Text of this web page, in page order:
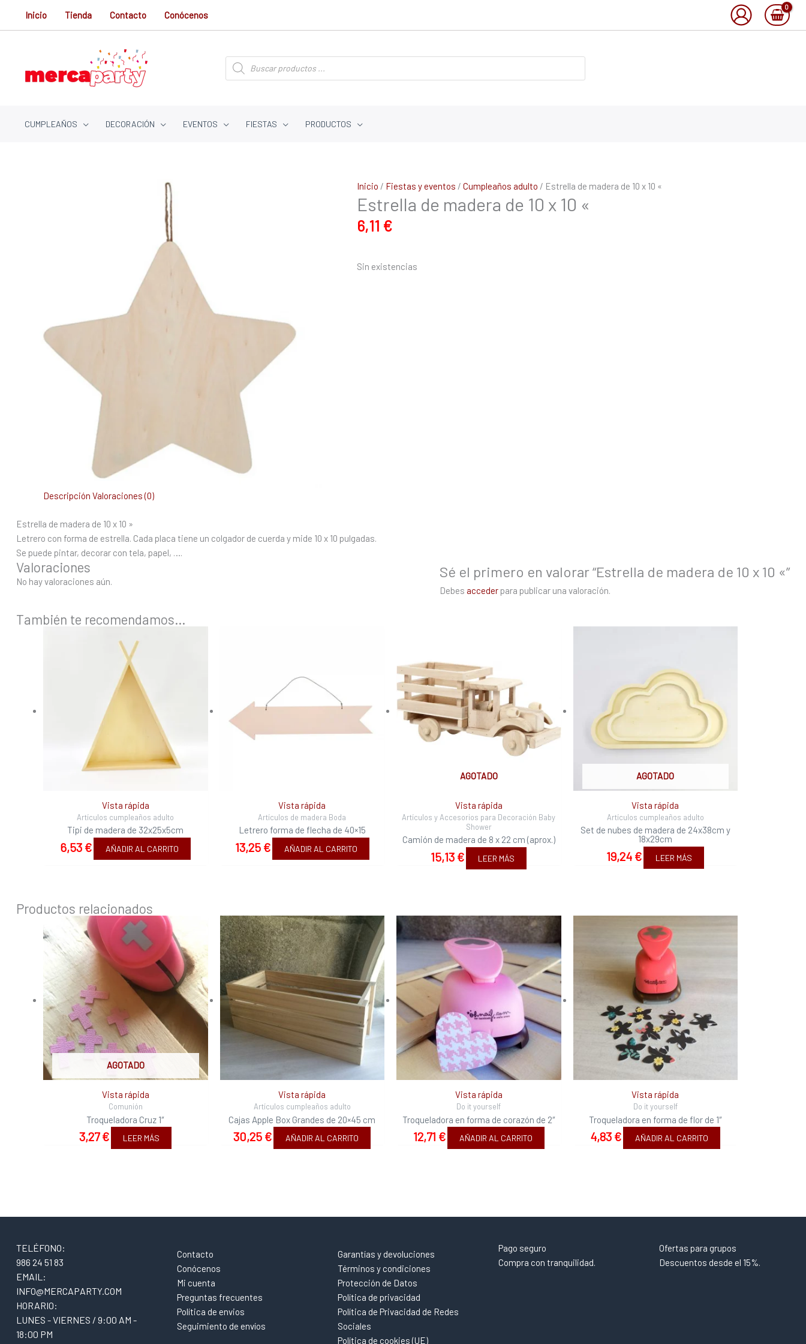
Inicio Tienda Contacto Conócenos
Búsqueda
de
productos
CUMPLEAÑOS DECORACIÓN EVENTOS FIESTAS PRODUCTOS
Inicio / Fiestas y eventos / Cumpleaños adulto / Estrella de madera de 10 x 10 «
Estrella de madera de 10 x 10 «
6,11 €
Sin existencias
Descripción Valoraciones (0)
Estrella de madera de 10 x 10 »
Letrero con forma de estrella. Cada placa tiene un colgador de cuerda y mide 10 x 10 pulgadas.
Se puede pintar, decorar con tela, papel, ….
Valoraciones
No hay valoraciones aún.
Sé el primero en valorar “Estrella de madera de 10 x 10 «”
Debes acceder para publicar una valoración.
También te recomendamos…
Vista rápida
Artículos cumpleaños adulto
Tipi de madera de 32x25x5cm
6,53 € AÑADIR AL CARRITO
Vista rápida
Artículos de madera Boda
Letrero forma de flecha de 40×15
13,25 € AÑADIR AL CARRITO
AGOTADO
Vista rápida
Artículos y Accesorios para Decoración Baby
Shower
Camión de madera de 8 x 22 cm (aprox.)
15,13 € LEER MÁS
AGOTADO
Vista rápida
Artículos cumpleaños adulto
Set de nubes de madera de 24x38cm y
18x29cm
19,24 € LEER MÁS
Productos relacionados
AGOTADO
Vista rápida
Comunión
Troqueladora Cruz 1″
3,27€ LEER MÁS
Vista rápida
Artículos cumpleaños adulto
Cajas Apple Box Grandes de 20×45 cm
30,25 € AÑADIR AL CARRITO
Vista rápida
Do it yourself
Troqueladora en forma de corazón de 2″
12,71 € AÑADIR AL CARRITO
Vista rápida
Do it yourself
Troqueladora en forma de flor de 1″
4,83 € AÑADIR AL CARRITO
TELÉFONO:
986 24 51 83
EMAIL:
INFO@MERCAPARTY.COM
HORARIO:
LUNES - VIERNES / 9:00 AM -
18:00 PM
Contacto
Conócenos
Mi cuenta
Preguntas frecuentes
Política de envios
Seguimiento de envíos
Garantías y devoluciones
Términos y condiciones
Protección de Datos
Política de privacidad
Política de Privacidad de Redes
Sociales
Política de cookies (UE)
Pago seguro
Compra con tranquilidad.
Ofertas para grupos
Descuentos desde el 15%.